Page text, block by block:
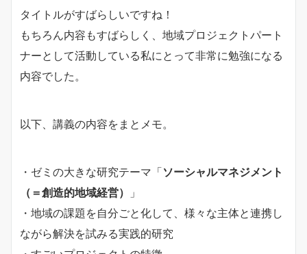
タイトルがすばらしいですね！
もちろん内容もすばらしく、地域プロジェクトパート
ナーとして活動している私にとって非常に勉強になる
内容でした。
以下、講義の内容をまとメモ。
・ゼミの大きな研究テーマ「ソーシャルマネジメント
（＝創造的地域経営）
」
・地域の課題を自分ごと化して、様々な主体と連携し
ながら解決を試みる実践的研究